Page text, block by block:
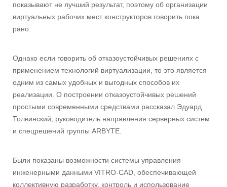
показывают не лучший результат, поэтому об организации
виртуальных рабочих мест конструкторов говорить пока
рано.
Однако если говорить об отказоустойчивых решениях с
применением технологий виртуализации, то это является
одним из самых удобных и выгодных способов их
реализации. О построении отказоустойчивых решений
простыми современными средствами рассказал Эдуард
Толвинский, руководитель направления серверных систем
и спецрешений группы ARBYTE.
Были показаны возможности системы управления
инженерными данными VITRO-CAD, обеспечивающей
коллективную разработку, контроль и использование